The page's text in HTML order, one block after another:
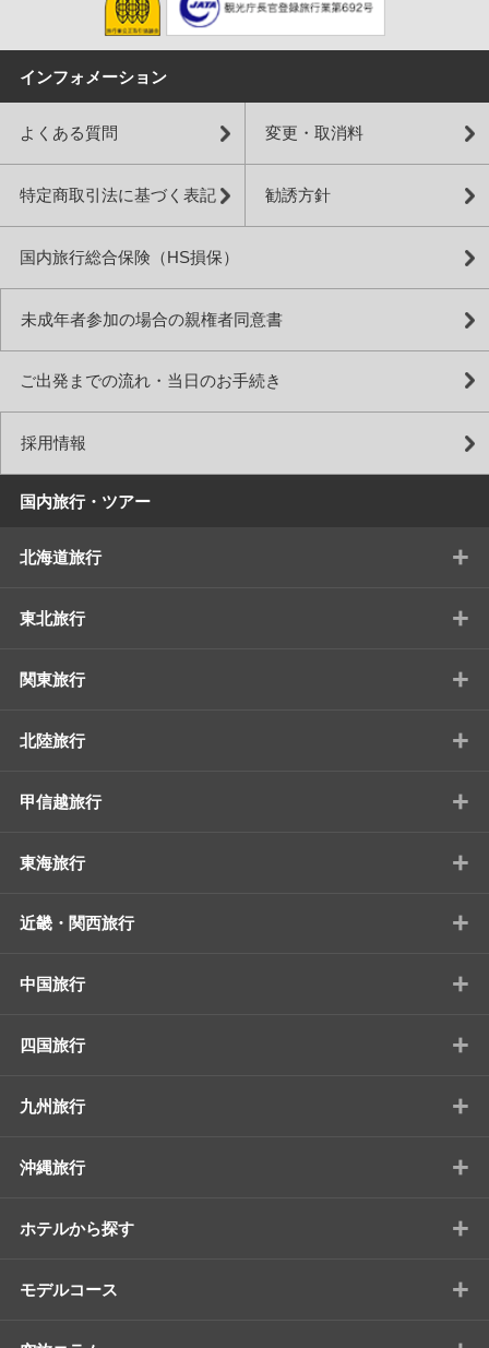
インフォメーション
よくある質問 変更・取消料
特定商取引法に基づく表記 勧誘方針
国内旅行総合保険（HS損保）
未成年者参加の場合の親権者同意書
ご出発までの流れ・当日のお手続き
採用情報
国内旅行・ツアー
北海道旅行 +
東北旅行 +
関東旅行 +
北陸旅行 +
甲信越旅行 +
東海旅行 +
近畿・関西旅行 +
中国旅行 +
四国旅行 +
九州旅行 +
沖縄旅行 +
ホテルから探す +
モデルコース +